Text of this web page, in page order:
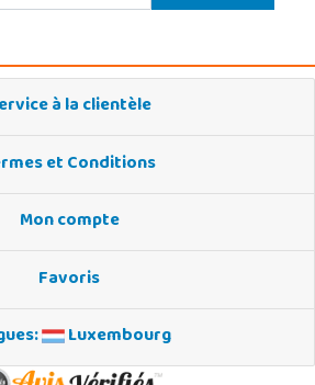
à la clientèle
et Conditions
Mon compte
Favoris
Luxembourg